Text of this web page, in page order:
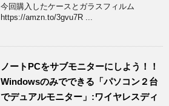
今回購入したケースとガラスフィルム
https://amzn.to/3gvu7R ...
ノートPCをサブモニターにしよう！！
Windowsのみでできる「パソコン２台
でデュアルモニター」:ワイヤレスディ